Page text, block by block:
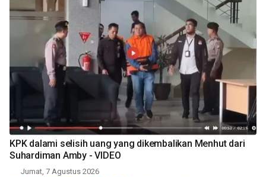
KPK dalami selisih uang yang dikembalikan Menhut dari
Suhardiman Amby - VIDEO
Jumat, 7 Agustus 2026